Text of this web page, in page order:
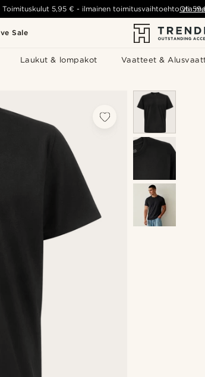
Sale
Laukut & lompakot Vaatteet &
Toimituskulut 5,95 € - ilmainen toimitusvaihtoehto yli
Ota